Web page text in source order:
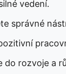
vedení.
správné
do rozvoje a